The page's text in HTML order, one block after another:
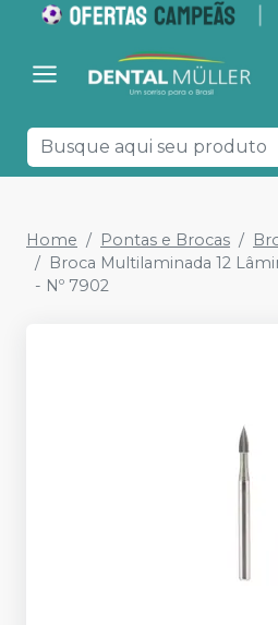
Home Pontas e Brocas
Broca Multilaminada 12
- Nº 7902